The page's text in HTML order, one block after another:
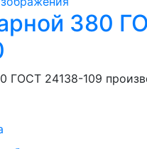
380
ГОСТ 24138-109